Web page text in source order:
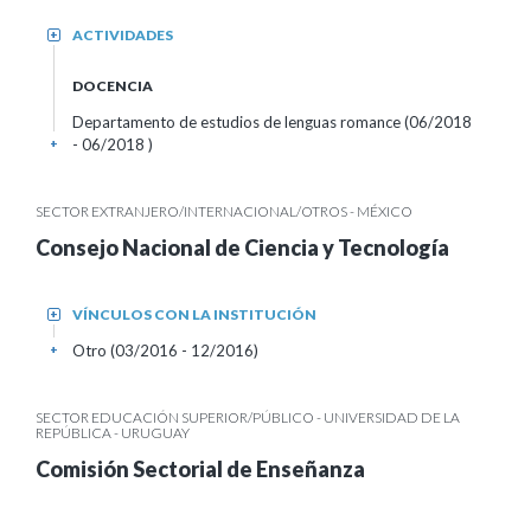
ACTIVIDADES
+
DOCENCIA
Departamento de estudios de lenguas romance (06/2018
- 06/2018 )
+
SECTOR EXTRANJERO/INTERNACIONAL/OTROS - MÉXICO
Consejo Nacional de Ciencia y Tecnología
VÍNCULOS CON LA INSTITUCIÓN
+
Otro (03/2016 - 12/2016)
+
SECTOR EDUCACIÓN SUPERIOR/PÚBLICO - UNIVERSIDAD DE LA
REPÚBLICA - URUGUAY
Comisión Sectorial de Enseñanza